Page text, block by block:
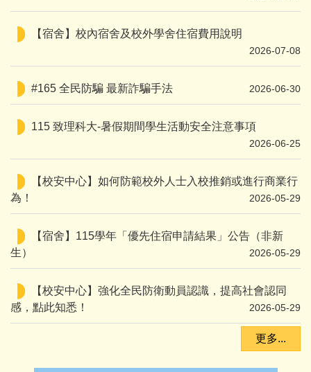
【宿舍】校內宿舍及校外學舍住宿費用說明
2026-07-08
#165 全民防騙 最新詐騙手法 2026-06-30
115 致理科大-暑假期間學生活動安全注意事項
2026-06-25
【校安中心】如何防範校外人士入校推銷或進行商業行
為！
2026-05-29
【宿舍】115學年「優先住宿申請結果」公告（非新
生）
2026-05-29
【校安中心】強化全民防衛動員認識，提高社會認同
感，點此知悉！
2026-05-29
更多...